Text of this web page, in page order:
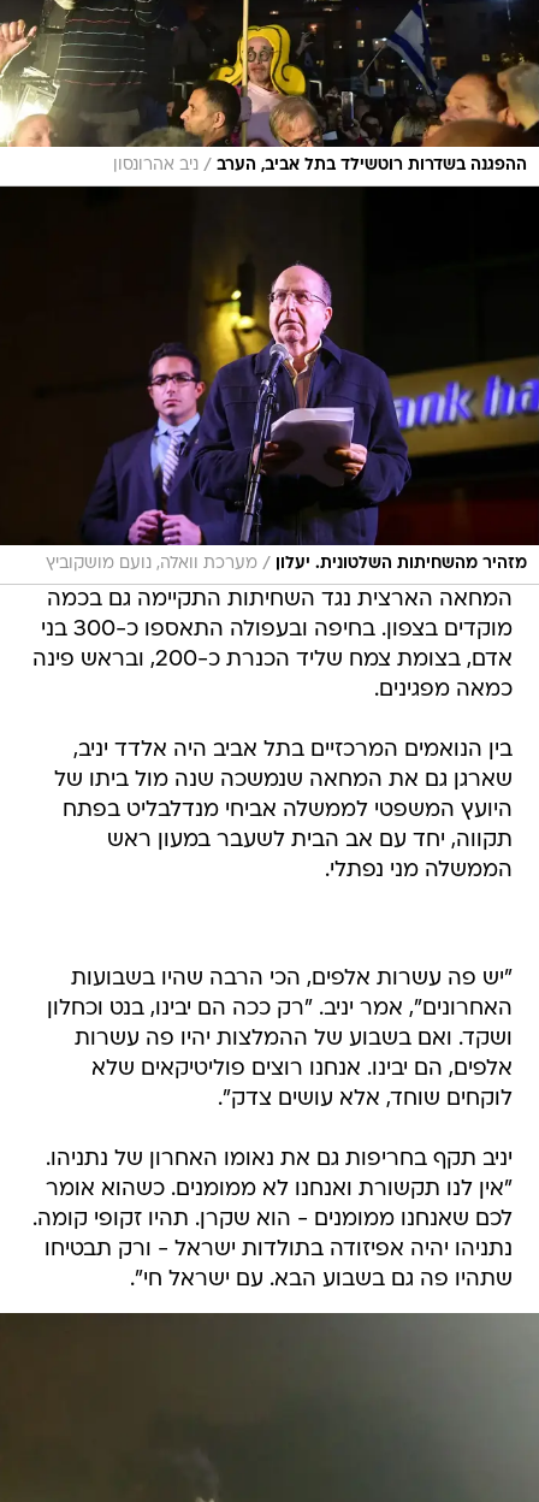
ההפגנה בשדרות רוטשילד בתל אביב, הערב / ניב אהרונסון
מזהיר מהשחיתות השלטונית. יעלון / מערכת וואלה, נועם מושקוביץ
המחאה הארצית נגד השחיתות התקיימה גם בכמה
מוקדים בצפון. בחיפה ובעפולה התאספו כ-300 בני
אדם, בצומת צמח שליד הכנרת כ-200, ובראש פינה
כמאה מפגינים.
בין הנואמים המרכזיים בתל אביב היה אלדד יניב,
שארגן גם את המחאה שנמשכה שנה מול ביתו של
היועץ המשפטי לממשלה אביחי מנדלבליט בפתח
תקווה, יחד עם אב הבית לשעבר במעון ראש
הממשלה מני נפתלי.
"יש פה עשרות אלפים, הכי הרבה שהיו בשבועות
האחרונים", אמר יניב. "רק ככה הם יבינו, בנט וכחלון
ושקד. ואם בשבוע של ההמלצות יהיו פה עשרות
אלפים, הם יבינו. אנחנו רוצים פוליטיקאים שלא
לוקחים שוחד, אלא עושים צדק".
יניב תקף בחריפות גם את נאומו האחרון של נתניהו.
"אין לנו תקשורת ואנחנו לא ממומנים. כשהוא אומר
לכם שאנחנו ממומנים - הוא שקרן. תהיו זקופי קומה.
נתניהו יהיה אפיזודה בתולדות ישראל - ורק תבטיחו
שתהיו פה גם בשבוע הבא. עם ישראל חי".